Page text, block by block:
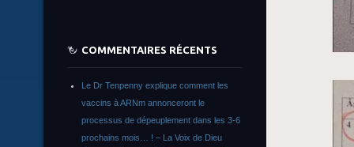
COMMENTAIRES RÉCENTS
Le Dr Tenpenny explique comment les
vaccins à ARNm annonceront le
processus de dépeuplement dans les 3-6
prochains mois… ! – La Voix de Dieu